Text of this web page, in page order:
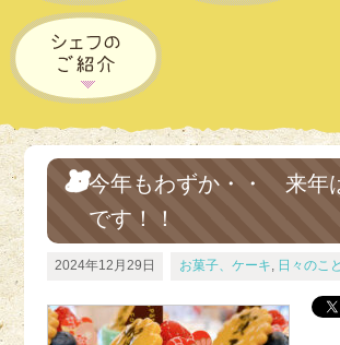
今年もわずか・・ 来年
です！！
2024年12月29日 お菓子、ケーキ, 日々のこと